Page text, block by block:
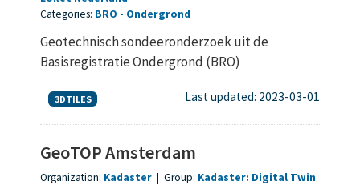
Categories: BRO Ondergrond
Geotechnisch sondeeronderzoek uit de
Basisregistratie Ondergrond (BRO)
3DTILES Last updated: 2023-03-01
GeoTOP Amsterdam
Organization: Kadaster | Group: Kadaster: Digital Twin